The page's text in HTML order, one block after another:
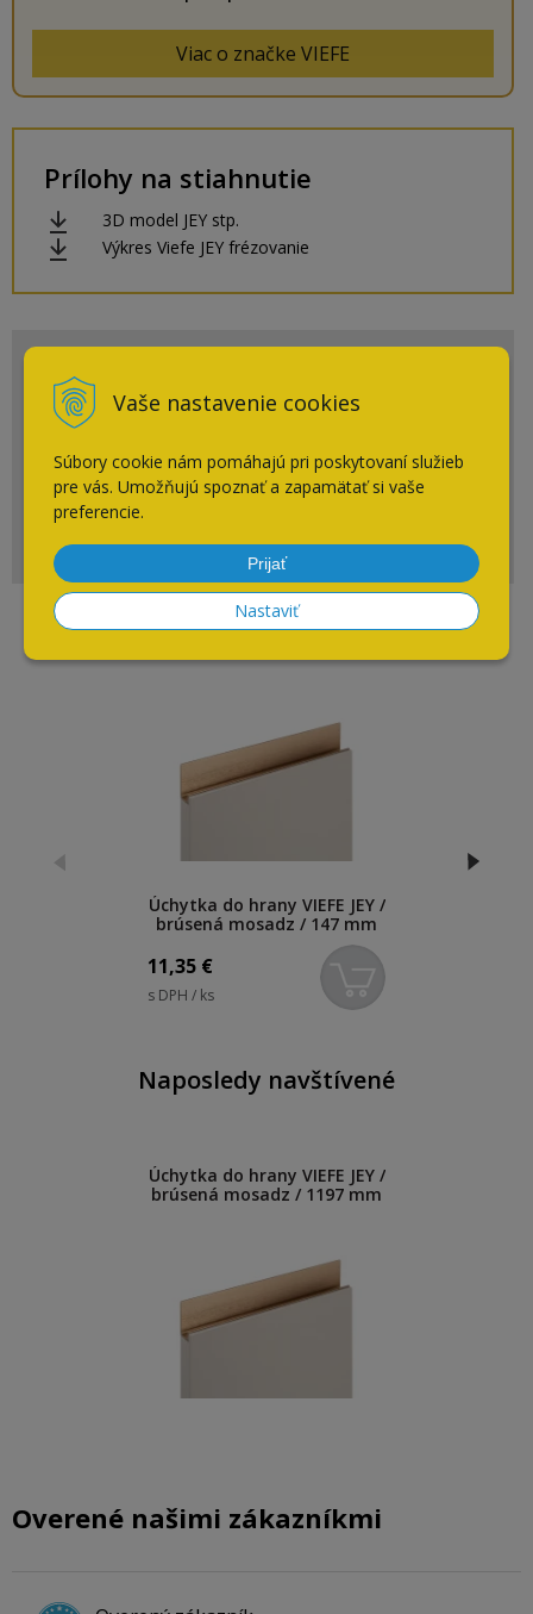
Vaše nastavenie cookies
Súbory cookie nám pomáhajú pri poskytovaní služieb
pre vás. Umožňujú spoznať a zapamätať si vaše
preferencie.
Prijať
Nastaviť
Viac o značke VIEFE
Prílohy na stiahnutie
3D model JEY stp.
Výkres Viefe JEY frézovanie
Potrebujete pomôcť s výberom?
+ 421 910 910 883
Po-Pia: 7:30 - 16:00
eshop@cpsi.sk
Napíšte nám kedykoľvek
Úchytka do hrany VIEFE JEY /
brúsená mosadz / 147 mm
11,35 €
s DPH / ks
Naposledy navštívené
Úchytka do hrany VIEFE JEY /
brúsená mosadz / 1197 mm
Overené našimi zákazníkmi